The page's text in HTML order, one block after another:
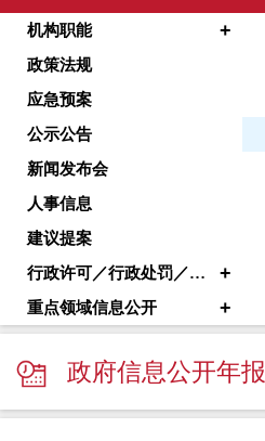
机构职能 +
政策法规
应急预案
公示公告
新闻发布会
人事信息
建议提案
行政许可／行政处罚／其他对外管理服务 +
重点领域信息公开
+
政府信息公开年报